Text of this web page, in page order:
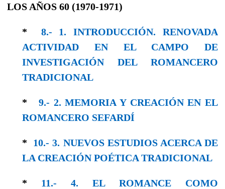
LOS AÑOS 60 (1970-1971)
* 8.- 1. INTRODUCCIÓN. RENOVADA
ACTIVIDAD EN EL CAMPO DE
INVESTIGACIÓN DEL ROMANCERO
TRADICIONAL
* 9.- 2. MEMORIA Y CREACIÓN EN EL
ROMANCERO SEFARDÍ
* 10.- 3. NUEVOS ESTUDIOS ACERCA DE
LA CREACIÓN POÉTICA TRADICIONAL
* 11.- 4. EL ROMANCE COMO